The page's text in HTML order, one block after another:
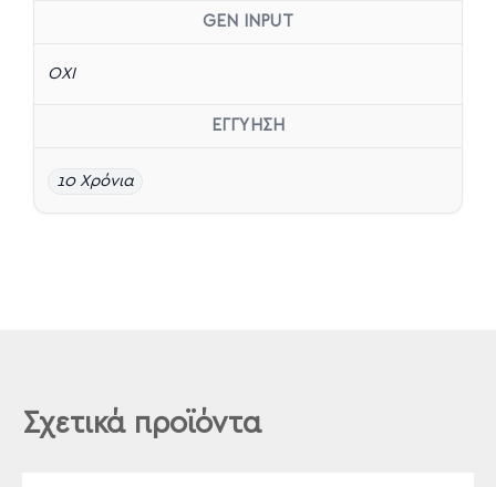
GEN INPUT
ΟΧΙ
ΕΓΓΥΗΣΗ
10 Χρόνια
Σχετικά προϊόντα